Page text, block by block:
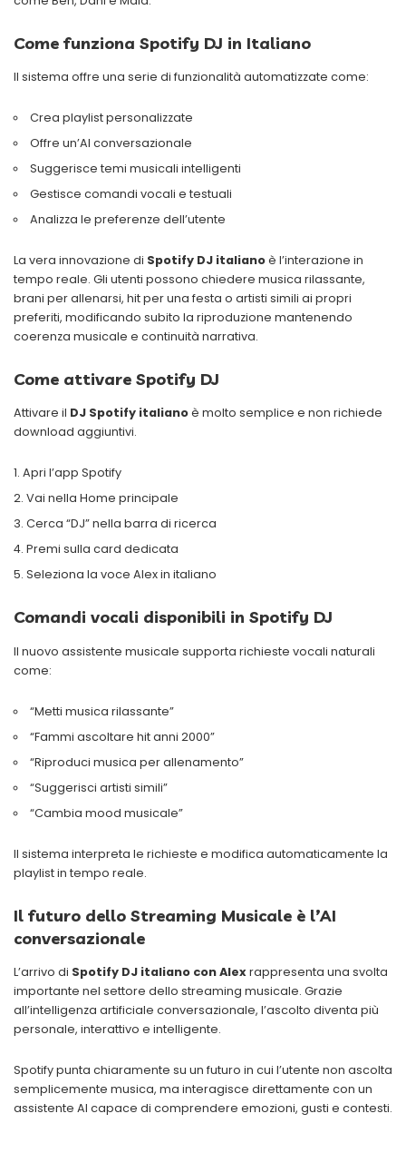
Come funziona Spotify DJ in Italiano
Il sistema offre una serie di funzionalità automatizzate come:
Crea playlist personalizzate
Offre un’AI conversazionale
Suggerisce temi musicali intelligenti
Gestisce comandi vocali e testuali
Analizza le preferenze dell’utente
La vera innovazione di Spotify DJ italianoè l’interazione in
tempo reale. Gli utenti possono chiedere musica rilassante,
brani per allenarsi, hit per una festa o artisti simili ai propri
preferiti, modificando subito la riproduzione mantenendo
coerenza musicale e continuità narrativa.
Come attivare Spotify DJ
Attivare il DJ Spotify italianoè molto semplice e non richiede
download aggiuntivi.
Apri l’app Spotify
Vai nella Home principale
Cerca “DJ” nella barra di ricerca
Premi sulla card dedicata
Seleziona la voce Alex in italiano
Comandi vocali disponibili in Spotify DJ
Il nuovo assistente musicale supporta richieste vocali naturali
come:
“Metti musica rilassante”
“Fammi ascoltare hit anni 2000”
“Riproduci musica per allenamento”
“Suggerisci artisti simili”
“Cambia mood musicale”
Il sistema interpreta le richieste e modifica automaticamente la
playlist in tempo reale.
Il futuro dello Streaming Musicale è l’AI
conversazionale
L’arrivo di Spotify DJ italiano con Alexrappresenta una svolta
importante nel settore dello streaming musicale. Grazie
all’intelligenza artificiale conversazionale, l’ascolto diventa più
personale, interattivo e intelligente.
Spotify punta chiaramente su un futuro in cui l’utente non ascolta
semplicemente musica, ma interagisce direttamente con un
assistente AI capace di comprendere emozioni, gusti e contesti.